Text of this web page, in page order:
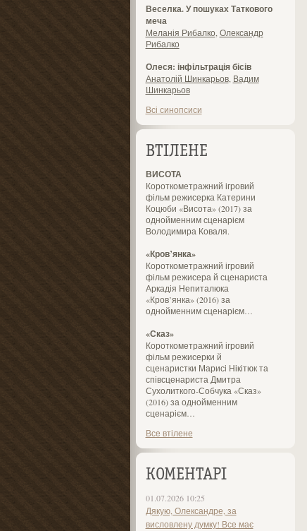
Веселка. У пошуках Таткового
меча
Меланія Рибалко Олександр
Рибалко
Олеся: інфільтрація бісів
Анатолій Шинкарьов, Вадим
Шинкарьов
Всі синопсиси
ВТІЛЕНЕ
ВИСОТА
Короткометражний ігровий
фільм режисерка Катерини
Коцюби «Висота» (2017) за
однойменним сценарієм
Володимира Коваля.
«Кров’янка»
Короткометражний ігровий
фільм режисера й сценариста
Аркадія Непиталюка
«Кров’янка» (2016) за
однойменним сценарієм…
«Сказ»
Короткометражний ігровий
фільм режисерки й
сценаристки Марисі Нікітюк та
співсценариста Дмитра
Сухолиткого-Собчука «Сказ»
(2016) за однойменним
сценарієм…
Все втілене
КОМЕНТАРІ
01.07.2026 10:25
Дякую, Олександре, за
висловлену думку! Все має